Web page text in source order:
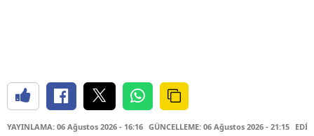
YAYINLAMA: 06 Ağustos 2026 - 16:16 GÜNCELLEME: 06 Ağustos 2026 - 21:15